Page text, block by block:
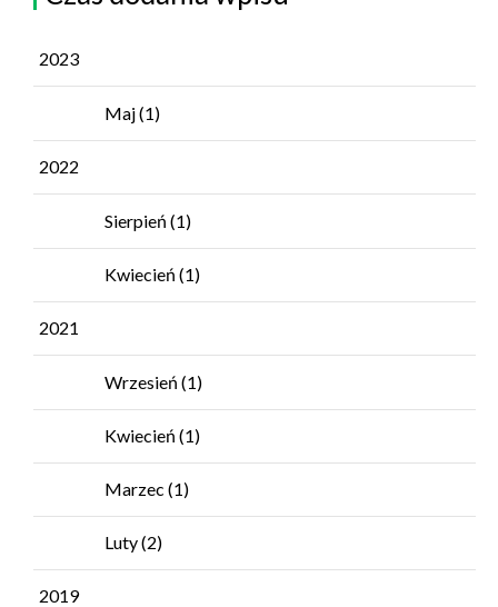
2023
Maj(1)
2022
Sierpień (1)
Kwiecień (1)
2021
Wrzesień (1)
Kwiecień (1)
Marzec (1)
Luty(2)
2019